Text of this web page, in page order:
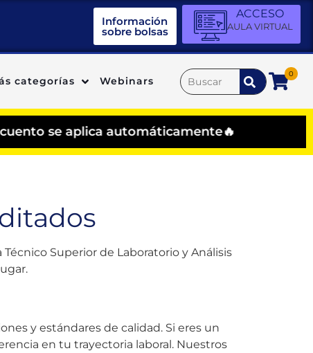
Información
sobre bolsas
ACCESO
AULA VIRTUAL
categorías Webinars
0
automáticamente🔥
Superior de Laboratorio y Análisis
y estándares de calidad. Si eres un
en tu trayectoria laboral. Nuestros